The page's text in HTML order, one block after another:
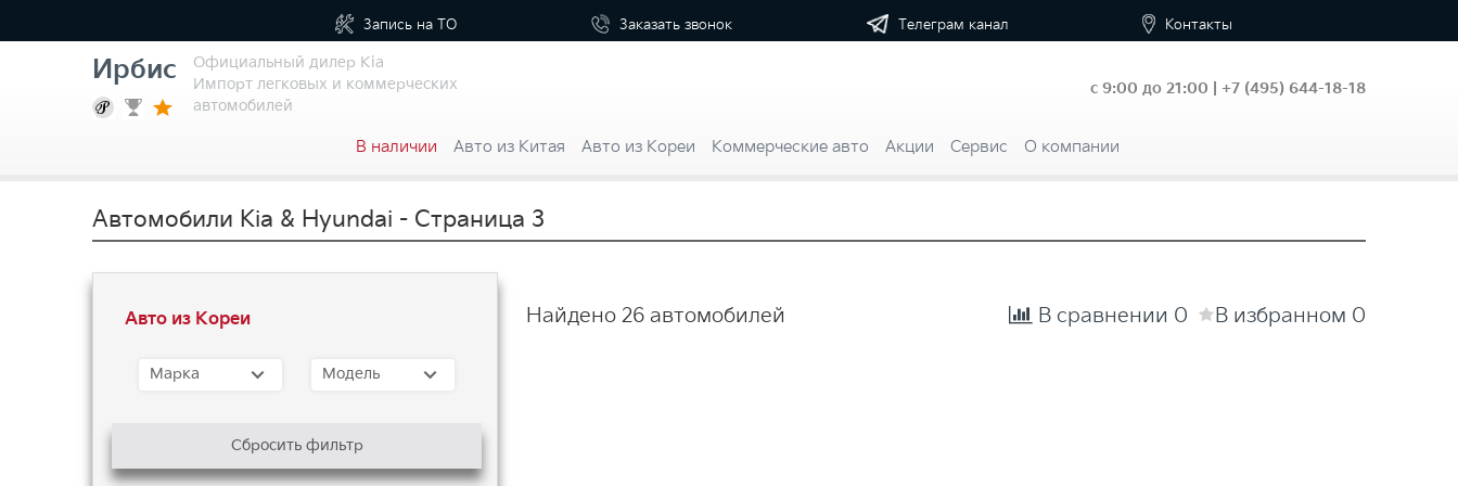
Запись на ТО Заказать звонок Телеграм канал Контакты
Ирбис
Официальный дилер Kia
Импорт легковых и коммерческих
автомобилей
с 9:00 до 21:00 | +7 (495) 644-18-18
В наличии Авто из Китая Авто из Кореи Коммерческие авто Акции Сервис О компании
Автомобили Kia & Hyundai - Страница 3
Авто из Кореи
Марка Модель
Сбросить фильтр
Найдено 26 автомобилей В избранном 0
В сравнении 0